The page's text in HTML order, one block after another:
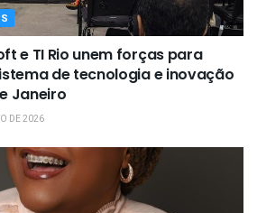
e TI Rio unem forças para
de tecnologia e inovação
Janeiro
DE 2026